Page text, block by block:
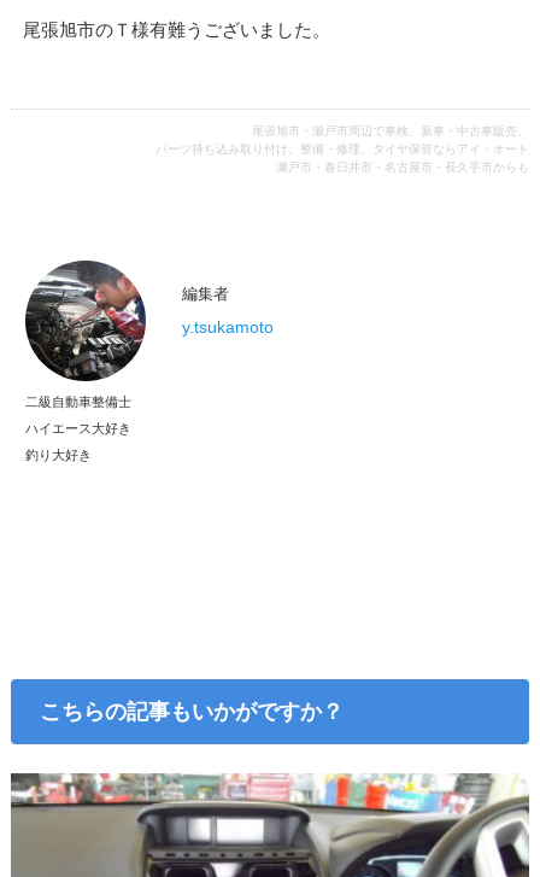
尾張旭市のＴ様有難うございました。
尾張旭市・瀬戸市周辺で車検、新車・中古車販売、
パーツ持ち込み取り付け、整備・修理、タイヤ保管ならアイ・オート
瀬戸市・春日井市・名古屋市・長久手市からも
編集者
y.tsukamoto
二級自動車整備士
ハイエース大好き
釣り大好き
こちらの記事もいかがですか？